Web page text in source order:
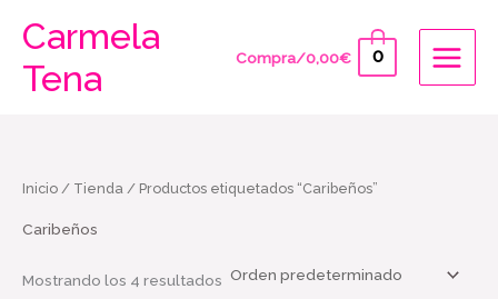
contenido
Carmela
Tena
Compra/0,00€ 0
Inicio / Tienda / Productos etiquetados “Caribeños”
Caribeños
Mostrando los 4 resultados